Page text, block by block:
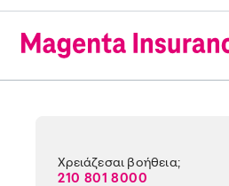
Χρειάζεσαι βοήθεια;
210 801 8000